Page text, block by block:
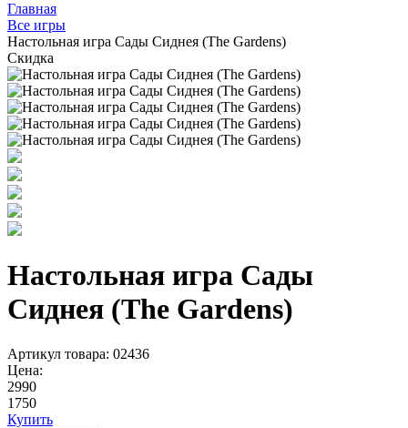
Главная
Все игры
Настольная игра Сады Сиднея (The Gardens)
Скидка
Настольная игра Сады
Сиднея (The Gardens)
Артикул товара: 02436
Цена:
2990
1750
Купить